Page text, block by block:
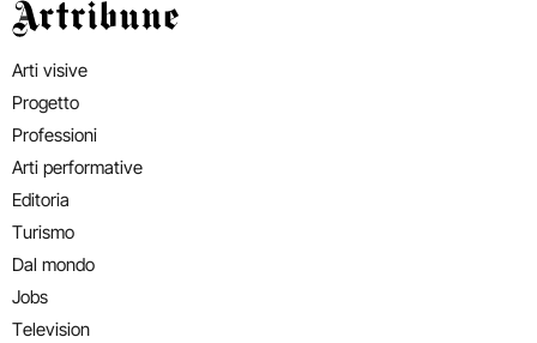
Artribune
Arti visive
Progetto
Professioni
Arti performative
Editoria
Turismo
Dal mondo
Jobs
Television